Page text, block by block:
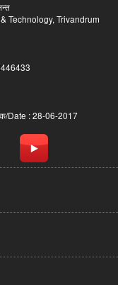
Technology, Trivandrum
Date : 28-06-2017